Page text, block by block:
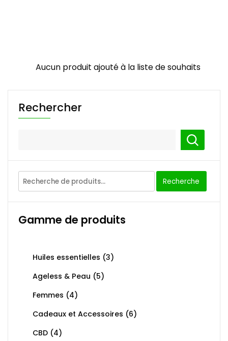
Aucun produit ajouté à la liste de souhaits
Rechercher
Recherche
pour :
Recherche
Gamme de produits
Huiles essentielles (3)
Ageless & Peau (5)
Femmes (4)
Cadeaux et Accessoires (6)
CBD (4)